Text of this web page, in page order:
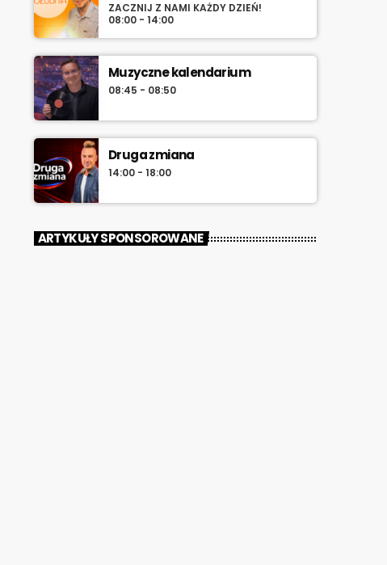
ZACZNIJ Z NAMI KAŻDY DZIEŃ!
08:00 - 14:00
Muzyczne kalendarium
08:45 - 08:50
Druga zmiana
14:00 - 18:00
ARTYKUŁY SPONSOROWANE